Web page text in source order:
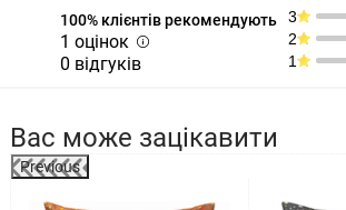
100% клієнтів рекомендують
1 оцінок
0 відгуків
3
2
1
Вас може зацікавити
Previous